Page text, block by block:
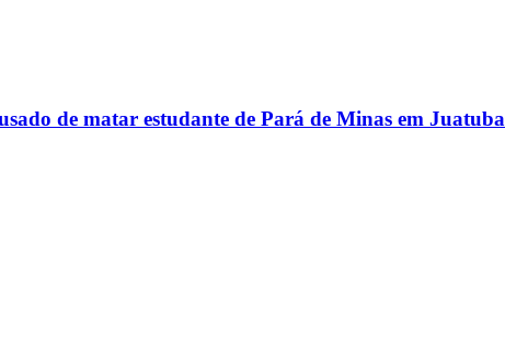
de matar estudante de Pará de Minas em Juatuba